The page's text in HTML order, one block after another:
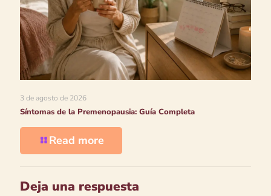
3 de agosto de 2026
Síntomas de la Premenopausia: Guía Completa
Read more
Deja una respuesta